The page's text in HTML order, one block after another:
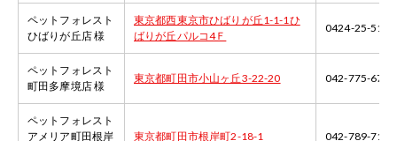
ペットフォレスト
ひばりが丘店 様
東京都西東京市ひばりが丘1-1-1ひ
ばりが丘パルコ4Ｆ
0424-25-5192
ペットフォレスト
町田多摩境店 様
東京都町田市小山ヶ丘3-22-20 042-775-6781
ペットフォレスト
アメリア町田根岸
東京都町田市根岸町2-18-1 042-789-7133